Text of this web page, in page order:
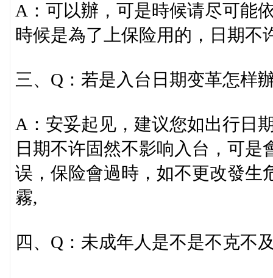
A：可以辦，可是時候请尽可能
時候是為了上保险用的，日期不
三、Q：若是入台日期变革怎样
A：安妥起见，建议您如出行日
日期不许固然不影响入台，可
误，保险會過時，如不更改發生
霧,
四、Q：未成年人是不是不克不